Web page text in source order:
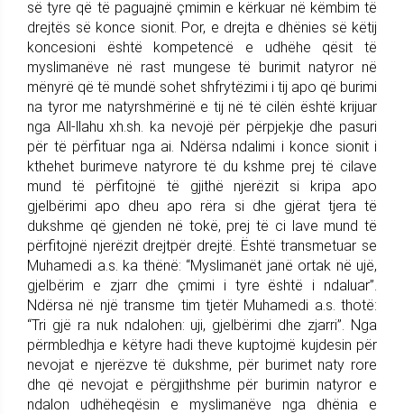
së tyre që të paguajnë çmimin e kërkuar në këmbim të
drejtës së konce sionit. Por, e drejta e dhënies së këtij
koncesioni është kompetencë e udhëhe qësit të
myslimanëve në rast mungese të burimit natyror në
mënyrë që të mundë sohet shfrytëzimi i tij apo që burimi
na tyror me natyrshmërinë e tij në të cilën është krijuar
nga All-llahu xh.sh. ka nevojë për përpjekje dhe pasuri
për të përfituar nga ai. Ndërsa ndalimi i konce sionit i
kthehet burimeve natyrore të du kshme prej të cilave
mund të përfitojnë të gjithë njerëzit si kripa apo
gjelbërimi apo dheu apo rëra si dhe gjërat tjera të
dukshme që gjenden në tokë, prej të ci lave mund të
përfitojnë njerëzit drejtpër drejtë. Është transmetuar se
Muhamedi a.s. ka thënë: “Myslimanët janë ortak në ujë,
gjelbërim e zjarr dhe çmimi i tyre është i ndaluar”.
Ndërsa në një transme tim tjetër Muhamedi a.s. thotë:
“Tri gjë ra nuk ndalohen: uji, gjelbërimi dhe zjarri”. Nga
përmbledhja e këtyre hadi theve kuptojmë kujdesin për
nevojat e njerëzve të dukshme, për burimet naty rore
dhe që nevojat e përgjithshme për burimin natyror e
ndalon udhëheqësin e myslimanëve nga dhënia e